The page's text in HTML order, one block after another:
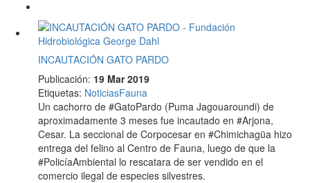
INCAUTACIÓN GATO PARDO
Publicación: 19 Mar 2019
Etiquetas: NoticiasFauna
Un cachorro de #GatoPardo (Puma Jagouaroundi) de
aproximadamente 3 meses fue incautado en #Arjona,
Cesar. La seccional de Corpocesar en #Chimichagüa hizo
entrega del felino al Centro de Fauna, luego de que la
#PolicíaAmbiental lo rescatara de ser vendido en el
comercio ilegal de especies silvestres.